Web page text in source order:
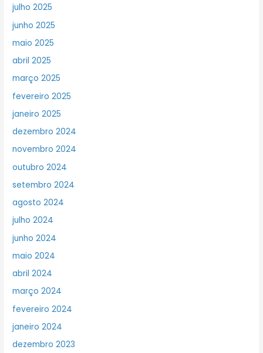
julho 2025
junho 2025
maio 2025
abril 2025
março 2025
fevereiro 2025
janeiro 2025
dezembro 2024
novembro 2024
outubro 2024
setembro 2024
agosto 2024
julho 2024
junho 2024
maio 2024
abril 2024
março 2024
fevereiro 2024
janeiro 2024
dezembro 2023